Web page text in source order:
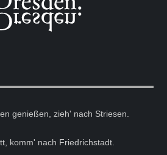
genießen, zieh' nach Striesen.
komm' nach Friedrichstadt.